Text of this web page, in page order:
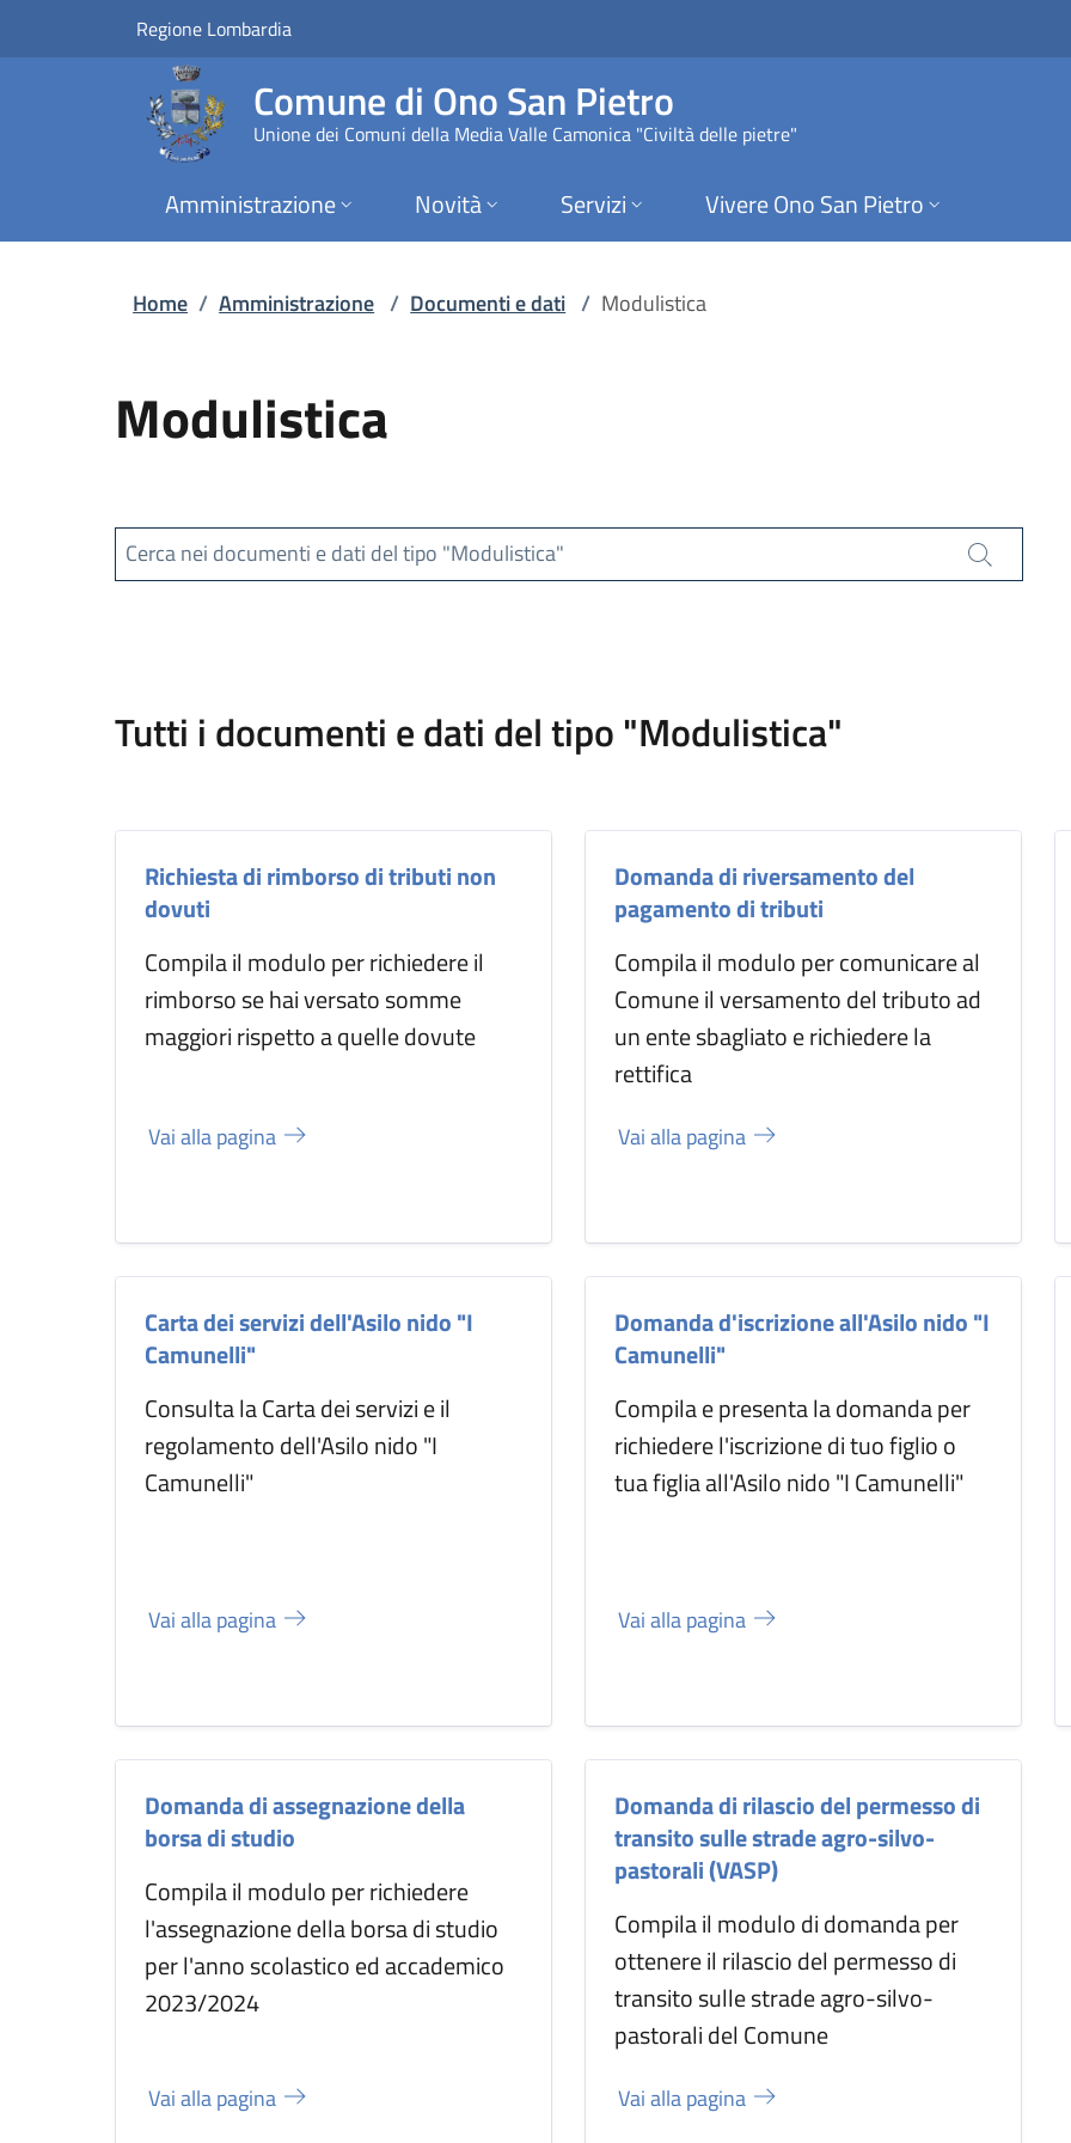
Vai al contenuto principale
Modulistica | Comune di Ono San Pietro
Regione Lombardia
Comune di Ono San Pietro
Unione dei Comuni della Media Valle Camonica "Civiltà delle pietre"
Amministrazione Novità Servizi Vivere Ono San Pietro
Home / Amministrazione / Documenti e dati / Modulistica
Modulistica
Cerca nei documenti e dati del tipo "Modulistica"
Cerca
Tutti i documenti e dati del tipo "Modulistica"
Richiesta di rimborso di tributi non
dovuti
Compila il modulo per richiedere il
rimborso se hai versato somme
maggiori rispetto a quelle dovute
Vai alla pagina
Domanda di riversamento del
pagamento di tributi
Compila il modulo per comunicare al
Comune il versamento del tributo ad
un ente sbagliato e richiedere la
rettifica
Vai alla pagina
Carta dei servizi dell'Asilo nido "I
Camunelli"
Consulta la Carta dei servizi e il
regolamento dell'Asilo nido "I
Camunelli"
Vai alla pagina
Domanda d'iscrizione all'Asilo nido "I
Camunelli"
Compila e presenta la domanda per
richiedere l'iscrizione di tuo figlio o
tua figlia all'Asilo nido "I Camunelli"
Vai alla pagina
Domanda di assegnazione della
borsa di studio
Compila il modulo per richiedere
l'assegnazione della borsa di studio
per l'anno scolastico ed accademico
2023/2024
Vai alla pagina
Domanda di rilascio del permesso di
transito sulle strade agro-silvo-
pastorali (VASP)
Compila il modulo di domanda per
ottenere il rilascio del permesso di
transito sulle strade agro-silvo-
pastorali del Comune
Vai alla pagina